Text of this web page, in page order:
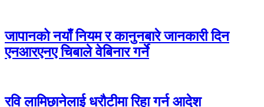
जापानको नयाँ नियम र कानुनबारे जानकारी दिन
एनआरएनए चिबाले वेबिनार गर्ने
रवि लामिछानेलाई धरौटीमा रिहा गर्न आदेश